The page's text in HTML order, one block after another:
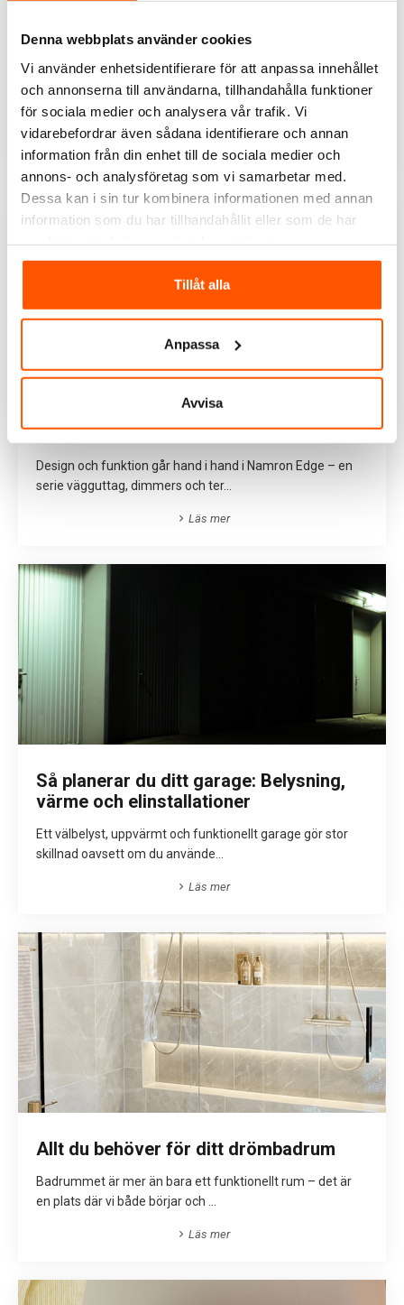
Denna webbplats använder cookies
Vi använder enhetsidentifierare för att anpassa innehållet
och annonserna till användarna, tillhandahålla funktioner
för sociala medier och analysera vår trafik. Vi
vidarebefordrar även sådana identifierare och annan
information från din enhet till de sociala medier och
annons- och analysföretag som vi samarbetar med.
Dessa kan i sin tur kombinera informationen med annan
information som du har tillhandahållit eller som de har
Tillåt alla
Anpassa
Avvisa
Allt du behöver veta om Plejd TRM-01
Smart Termostat
När det gäller att skapa en energieffektiv och bekväm
hemmiljö är Plejd TRM-01 Smart Te...
Läs mer
Så skapar Namron Edge ett stilrent och
modernt hem med elmaterial
Design och funktion går hand i hand i Namron Edge – en
serie vägguttag, dimmers och ter...
Läs mer
Så planerar du ditt garage: Belysning,
värme och elinstallationer
Ett välbelyst, uppvärmt och funktionellt garage gör stor
skillnad oavsett om du använde...
Läs mer
Allt du behöver för ditt drömbadrum
Badrummet är mer än bara ett funktionellt rum – det är
en plats där vi både börjar och ...
Läs mer